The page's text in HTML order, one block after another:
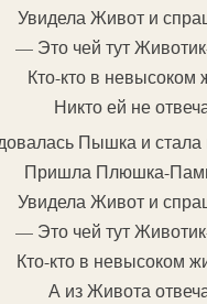
Увидела Живот и
— Это чей тут
Кто-кто в невысоком
Никто ей не
Пышка и стала
Пришла Плюшка-
Увидела Живот и
— Это чей тут
Кто-кто в невысоком
А из Живота